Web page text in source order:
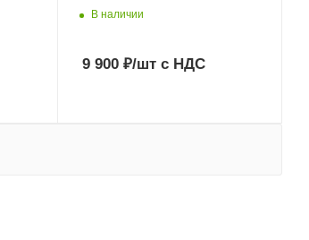
В наличии
9 900₽/штс НДС